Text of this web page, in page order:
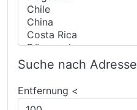
Suche nach Adresse
Entfernung <